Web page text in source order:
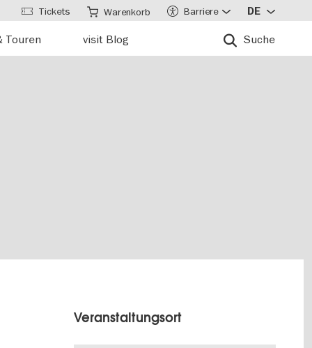
Touren visit Blog Suche
Tickets Warenkorb Barriere DE
Veranstaltungsort